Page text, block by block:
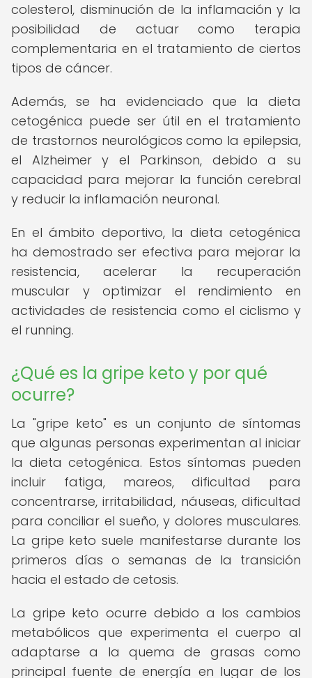
colesterol, disminución de la inflamación y la
posibilidad de actuar como terapia
complementaria en el tratamiento de ciertos
tipos de cáncer.
Además, se ha evidenciado que la dieta
cetogénica puede ser útil en el tratamiento
de trastornos neurológicos como la epilepsia,
el Alzheimer y el Parkinson, debido a su
capacidad para mejorar la función cerebral
y reducir la inflamación neuronal.
En el ámbito deportivo, la dieta cetogénica
ha demostrado ser efectiva para mejorar la
resistencia, acelerar la recuperación
muscular y optimizar el rendimiento en
actividades de resistencia como el ciclismo y
el running.
¿Qué es la gripe keto y por qué
ocurre?
La "gripe keto" es un conjunto de síntomas
que algunas personas experimentan al iniciar
la dieta cetogénica. Estos síntomas pueden
incluir fatiga, mareos, dificultad para
concentrarse, irritabilidad, náuseas, dificultad
para conciliar el sueño, y dolores musculares.
La gripe keto suele manifestarse durante los
primeros días o semanas de la transición
hacia el estado de cetosis.
La gripe keto ocurre debido a los cambios
metabólicos que experimenta el cuerpo al
adaptarse a la quema de grasas como
principal fuente de energía en lugar de los